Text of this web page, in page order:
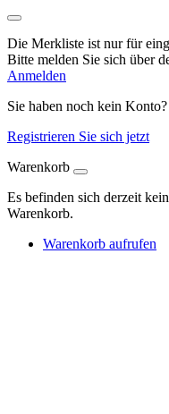
Die Merkliste ist nur für
Bitte melden Sie sich über
Anmelden
Sie haben noch kein Konto?
Registrieren Sie sich jetzt
Warenkorb
Es befinden sich derzeit
Warenkorb.
Warenkorb aufrufen